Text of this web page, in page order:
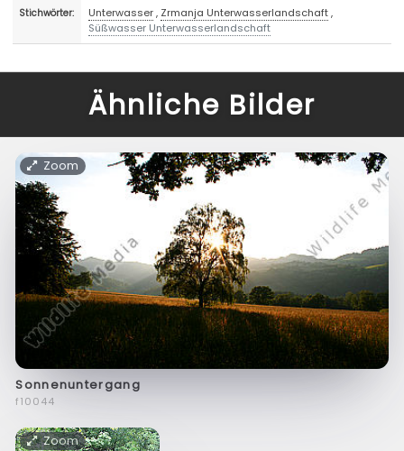
Stichwörter: Unterwasser, Zrmanja Unterwasserlandschaft,
Süßwasser Unterwasserlandschaft
Ähnliche Bilder
Zoom
Sonnenuntergang
f10044
Zoom